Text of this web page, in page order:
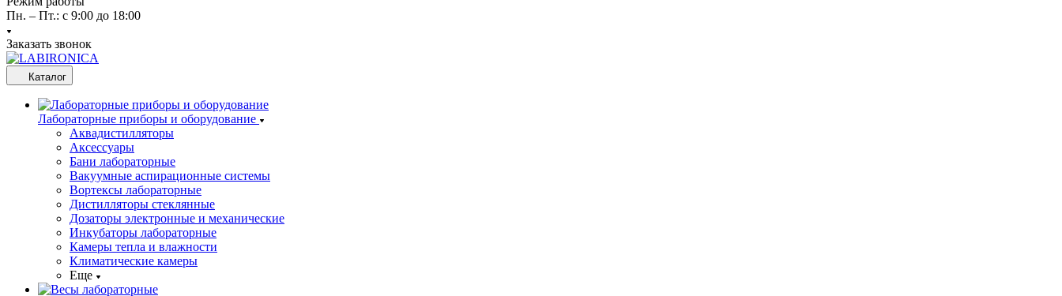
Пн. – Пт.: с 9:00 до 18:00
Заказать звонок
Каталог
Лабораторные приборы и оборудование
Аквадистилляторы
Аксессуары
Бани лабораторные
Вакуумные аспирационные системы
Вортексы лабораторные
Дистилляторы стеклянные
Дозаторы электронные и механические
Инкубаторы лабораторные
Камеры тепла и влажности
Климатические камеры
Еще